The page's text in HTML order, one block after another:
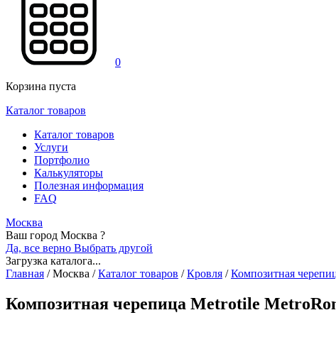
0
Корзина пуста
Каталог товаров
Каталог товаров
Услуги
Портфолио
Калькуляторы
Полезная информация
FAQ
Москва
Ваш город Москва ?
Да, все верно Выбрать другой
Загрузка каталога...
Главная /Москва / Каталог товаров / Кровля / Композитная
Композитная черепица Metrotile